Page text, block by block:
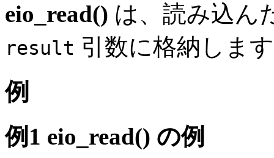
eio_read() は、読み込ん
result 引数に格納しま
例
例1 eio_read() の例